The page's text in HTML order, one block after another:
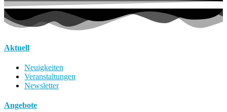
Aktuell
Neuigkeiten
Veranstaltungen
Newsletter
Angebote